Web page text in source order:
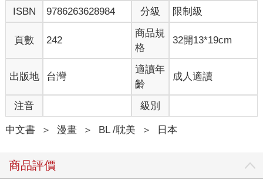
ISBN 9786263628984 分級 限制級
頁數 242
商品規
格
32開13*19cm
出版地 台灣
適讀年
齡
成人適讀
注音 級別
中文書 ＞ 漫畫 ＞ BL /耽美 ＞ 日本
商品評價